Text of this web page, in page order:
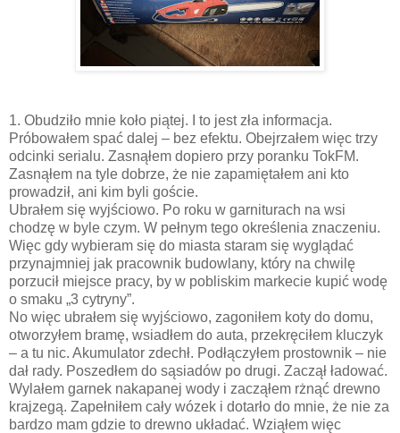
1. Obudziło mnie koło piątej. I to jest zła informacja.
Próbowałem spać dalej – bez efektu. Obejrzałem więc trzy
odcinki serialu. Zasnąłem dopiero przy poranku TokFM.
Zasnąłem na tyle dobrze, że nie zapamiętałem ani kto
prowadził, ani kim byli goście.
Ubrałem się wyjściowo. Po roku w garniturach na wsi
chodzę w byle czym. W pełnym tego określenia znaczeniu.
Więc gdy wybieram się do miasta staram się wyglądać
przynajmniej jak pracownik budowlany, który na chwilę
porzucił miejsce pracy, by w pobliskim markecie kupić wodę
o smaku „3 cytryny”.
No więc ubrałem się wyjściowo, zagoniłem koty do domu,
otworzyłem bramę, wsiadłem do auta, przekręciłem kluczyk
– a tu nic. Akumulator zdechł. Podłączyłem prostownik – nie
dał rady. Poszedłem do sąsiadów po drugi. Zaczął ładować.
Wylałem garnek nakapanej wody i zacząłem rżnąć drewno
krajzegą. Zapełniłem cały wózek i dotarło do mnie, że nie za
bardzo mam gdzie to drewno układać. Wziąłem więc